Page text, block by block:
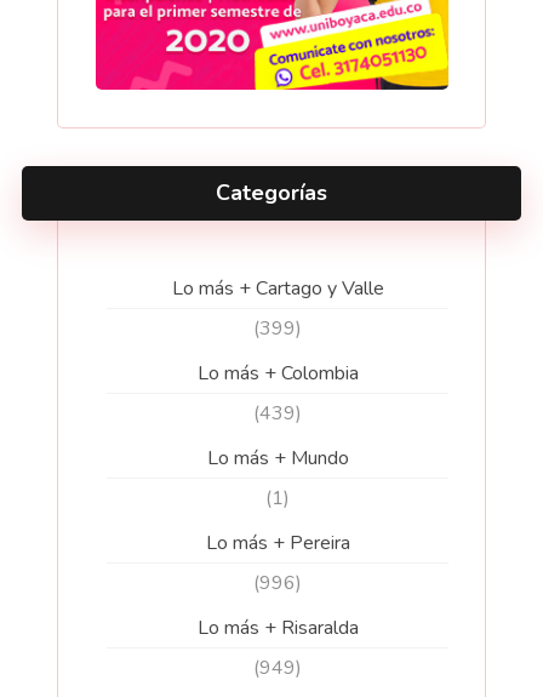
Categorías
Lo más + Cartago y Valle
(399)
Lo más + Colombia
(439)
Lo más + Mundo
(1)
Lo más + Pereira
(996)
Lo más + Risaralda
(949)